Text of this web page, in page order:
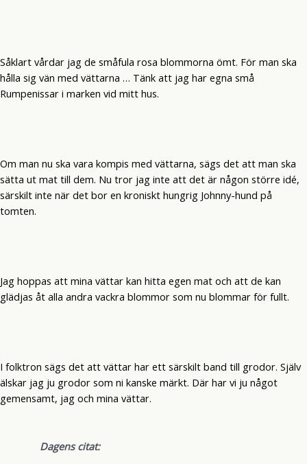
Såklart vårdar jag de småfula rosa blommorna ömt. För man ska
hålla sig vän med vättarna … Tänk att jag har egna små
Rumpenissar i marken vid mitt hus.
Om man nu ska vara kompis med vättarna, sägs det att man ska
sätta ut mat till dem. Nu tror jag inte att det är någon större idé,
särskilt inte när det bor en kroniskt hungrig Johnny-hund på
tomten.
Jag hoppas att mina vättar kan hitta egen mat och att de kan
glädjas åt alla andra vackra blommor som nu blommar för fullt.
I folktron sägs det att vättar har ett särskilt band till grodor. Själv
älskar jag ju grodor som ni kanske märkt. Där har vi ju något
gemensamt, jag och mina vättar.
Dagens citat: